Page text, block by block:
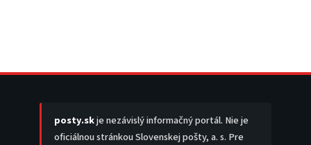
posty.skje nezávislý informačný portál. Nie je
oficiálnou stránkou Slovenskej pošty, a. s. Pre